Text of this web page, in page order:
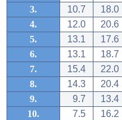
3.
10.7
18.0
4.
12.0
20.6
5.
13.1
17.6
6.
13.1
18.7
7.
15.4
22.0
8.
14.3
20.4
9.
9.7
13.4
10.
7.5
16.2